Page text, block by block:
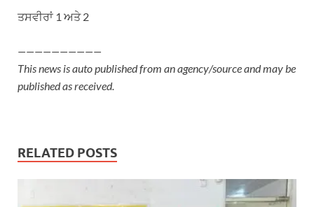
ਤਸਵੀਰਾਂ 1 ਅਤੇ 2
——————————
This news is auto published from an agency/source and may be
published as received.
RELATED POSTS